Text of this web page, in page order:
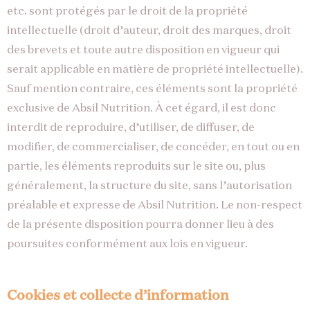
etc. sont protégés par le droit de la propriété
intellectuelle (droit d’auteur, droit des marques, droit
des brevets et toute autre disposition en vigueur qui
serait applicable en matière de propriété intellectuelle).
Sauf mention contraire, ces éléments sont la propriété
exclusive de Absil Nutrition. À cet égard, il est donc
interdit de reproduire, d’utiliser, de diffuser, de
modifier, de commercialiser, de concéder, en tout ou en
partie, les éléments reproduits sur le site ou, plus
généralement, la structure du site, sans l’autorisation
préalable et expresse de Absil Nutrition. Le non-respect
de la présente disposition pourra donner lieu à des
poursuites conformément aux lois en vigueur.
Cookies et collecte d’information